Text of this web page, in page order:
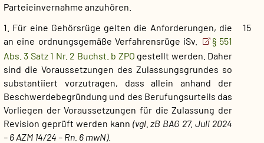
Parteieinvernahme anzuhören.
15
1. Für eine Gehörsrüge gelten die Anforderungen, die
an eine ordnungsgemäße Verfahrensrüge iSv.
§ 551
Abs. 3 Satz 1 Nr. 2 Buchst. b ZPO gestellt werden. Daher
sind die Voraussetzungen des Zulassungsgrundes so
substantiiert vorzutragen, dass allein anhand der
Beschwerdebegründung und des Berufungsurteils das
Vorliegen der Voraussetzungen für die Zulassung der
Revision geprüft werden kann (vgl. zB BAG 27. Juli 2024
– 6 AZM 14/24 – Rn. 6 mwN).